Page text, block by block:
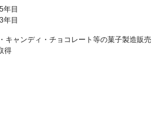
年目
年目
キャンディ・チョコレート等の菓子製造販売
得